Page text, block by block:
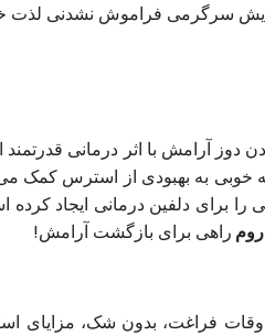
سرگرمی فراموش نشدنی لذت
آرامش با اثر درمانی
خوبی به بهبودی از استرس کمک
برای دلفین درمانی ایجاد کرده
راهی برای بازگشت آرامش!
فراغت، بدون شک، مزایای